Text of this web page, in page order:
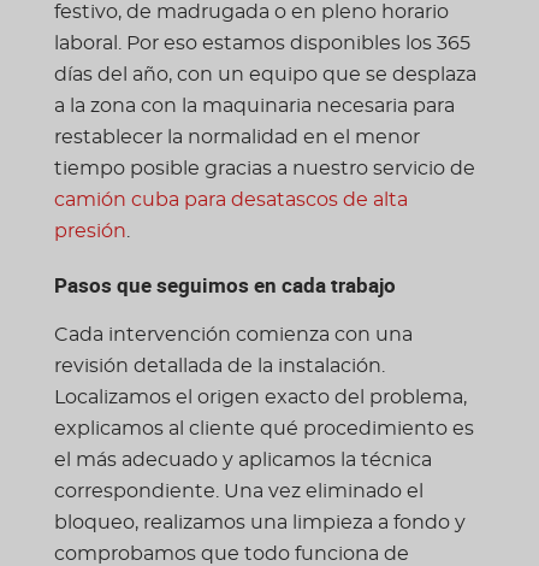
festivo, de madrugada o en pleno horario
laboral. Por eso estamos disponibles los 365
días del año, con un equipo que se desplaza
a la zona con la maquinaria necesaria para
restablecer la normalidad en el menor
tiempo posible gracias a nuestro servicio de
camión cuba para desatascos de alta
presión
Pasos que seguimos en cada trabajo
Cada intervención comienza con una
revisión detallada de la instalación.
Localizamos el origen exacto del problema,
explicamos al cliente qué procedimiento es
el más adecuado y aplicamos la técnica
correspondiente. Una vez eliminado el
bloqueo, realizamos una limpieza a fondo y
comprobamos que todo funciona de